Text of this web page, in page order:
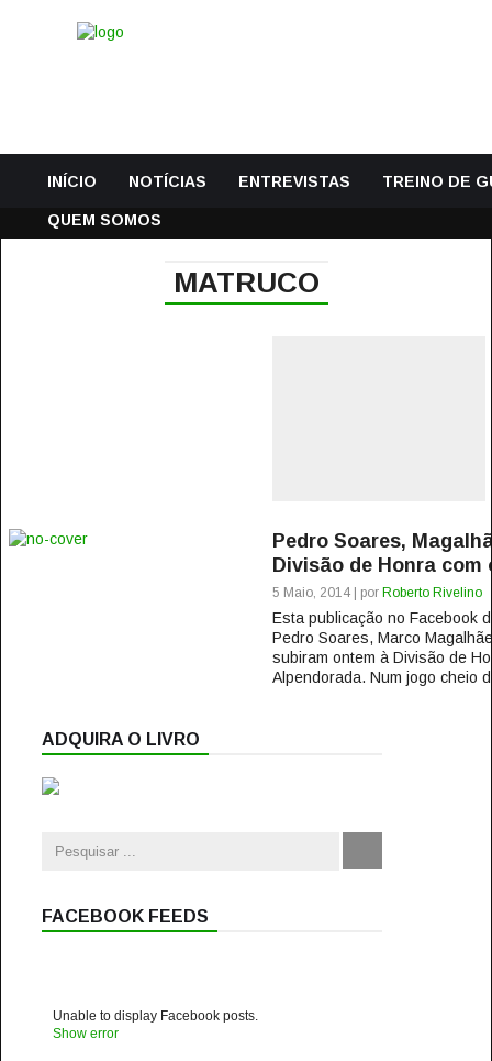
INÍCIO NOTÍCIAS ENTREVISTAS TREINO DE
QUEM SOMOS
MATRUCO
Pedro Soares,
Divisão de Honra com
5 Maio, 2014 | por Roberto Rivelino
Esta publicação no Facebook
Pedro Soares, Marco
subiram ontem à Divisão de
Alpendorada. Num jogo cheio
ADQUIRA O LIVRO
FACEBOOK FEEDS
Unable to display Facebook posts.
Show error